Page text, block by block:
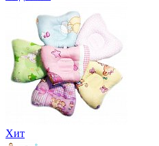
Хит